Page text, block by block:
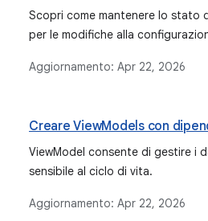
Scopri come mantenere lo stato
per le modifiche alla
Aggiornamento: Apr 22, 2026
Creare ViewModels con
ViewModel consente di gestire i
sensibile al ciclo di vita.
Aggiornamento: Apr 22, 2026